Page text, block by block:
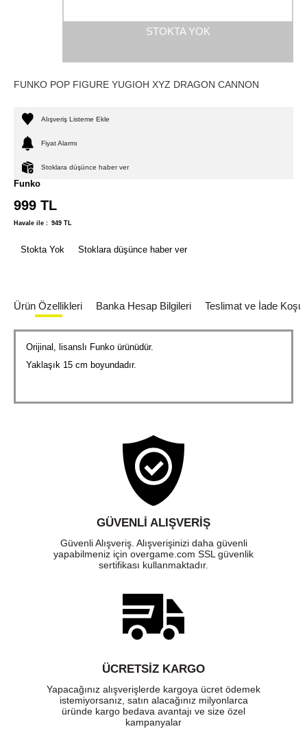
STOKTA YOK
FUNKO POP FIGURE YUGIOH XYZ DRAGON CANNON
Alışveriş Listeme Ekle
Fiyat Alarmı
Stoklara düşünce haber ver
Funko
999 TL
Havale ile : TL
949
Stokta Yok Stoklara düşünce haber ver
Ürün Özellikleri Banka Hesap Bilgileri Teslimat ve İade
Orijinal, lisanslı Funko ürünüdür.
Yaklaşık 15 cm boyundadır.
GÜVENLI ALIŞVERIŞ
Güvenli Alışveriş. Alışverişinizi daha güvenli
yapabilmeniz için overgame.com SSL güvenlik
sertifikası kullanmaktadır.
ÜCRETSIZ KARGO
Yapacağınız alışverişlerde kargoya ücret ödemek
istemiyorsanız, satın alacağınız milyonlarca
üründe kargo bedava avantajı ve size özel
kampanyalar